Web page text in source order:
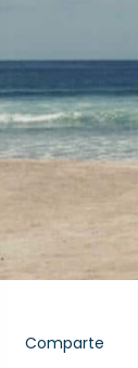
Comparte